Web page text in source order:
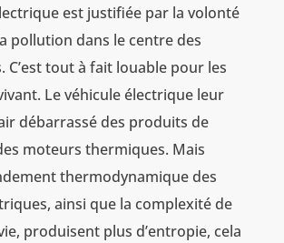
est justifiée par la volonté
pollution dans le centre des
C’est tout à fait louable pour les
Le véhicule électrique leur
débarrassé des produits de
moteurs thermiques. Mais
thermodynamique des
ainsi que la complexité de
produisent plus d’entropie, cela